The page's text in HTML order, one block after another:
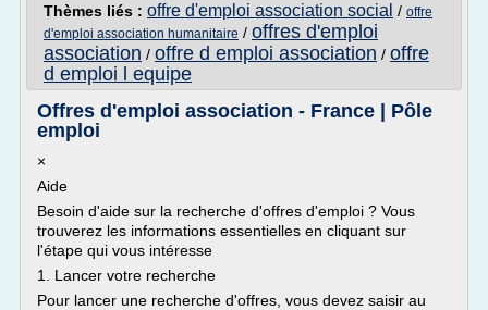
Thèmes liés : offre d'emploi association social / offre
d'emploi association humanitaire / offres d'emploi
association / offre d emploi association / offre
d emploi l equipe
Offres d'emploi association - France | Pôle
emploi
×
Aide
Besoin d'aide sur la recherche d'offres d'emploi ? Vous
trouverez les informations essentielles en cliquant sur
l'étape qui vous intéresse
1. Lancer votre recherche
Pour lancer une recherche d'offres, vous devez saisir au